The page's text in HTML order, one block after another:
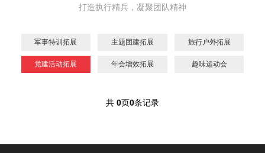
打造执行精兵，凝聚团队精神
军事特训拓展 主题团建拓展 旅行户外拓展
党建活动拓展 年会增效拓展 趣味运动会
共 0页0条记录